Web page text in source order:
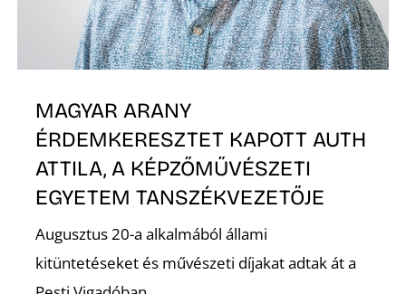
MAGYAR ARANY
ÉRDEMKERESZTET KAPOTT AUTH
ATTILA, A KÉPZŐMŰVÉSZETI
EGYETEM TANSZÉKVEZETŐJE
Augusztus 20-a alkalmából állami
kitüntetéseket és művészeti díjakat adtak át a